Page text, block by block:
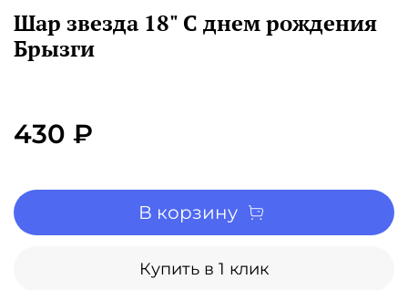
Шар звезда 18" С днем рождения
Брызги
430 ₽
В корзину
Купить в 1 клик